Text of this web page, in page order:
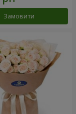
Замовити